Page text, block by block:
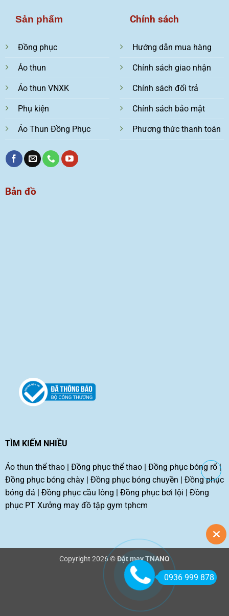
Sản phẩm
Đồng phục
Áo thun
Áo thun VNXK
Phụ kiện
Áo Thun Đồng Phục
Chính sách
Hướng dẫn mua hàng
Chính sách giao nhận
Chính sách đổi trả
Chính sách bảo mật
Phương thức thanh toán
Bản đồ
TÌM KIẾM NHIỀU
Áo thun thể thao| Đồng phục thể thao| Đồng phục bóng rổ|
Đồng phục bóng chày| Đồng phục bóng chuyền | Đồng phục
bóng đá | Đồng phục cầu lông | Đồng phục bơi lội | Đồng
phục PT Xưởng may đồ tập gym tphcm
Copyright 2026 ©Đặt may TNANO
0936 999 878